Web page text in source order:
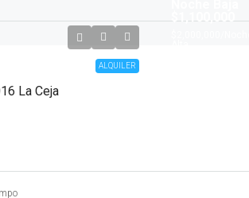
ALQUILER
$1,100,000
La Ceja